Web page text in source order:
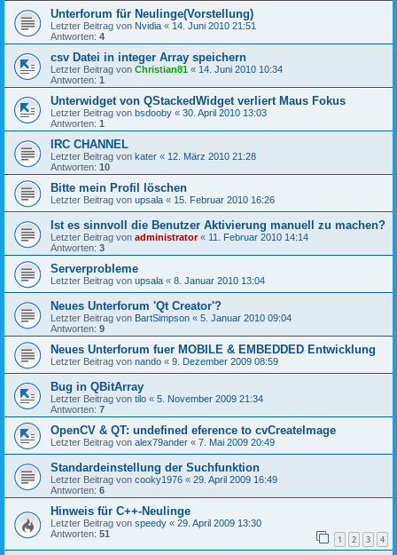
Unterforum für Neulinge(Vorstellung)
Letzter Beitrag von Nvidia « 14. Juni 2010 21:51
Antworten: 4
csv Datei in integer Array speichern
Letzter Beitrag von Christian81 « 14. Juni 2010 10:34
Antworten: 1
Unterwidget von QStackedWidget verliert Maus Fokus
Letzter Beitrag von bsdooby « 30. April 2010 13:03
Antworten: 1
IRC CHANNEL
Letzter Beitrag von kater « 12. März 2010 21:28
Antworten: 10
Bitte mein Profil löschen
Letzter Beitrag von upsala « 15. Februar 2010 16:26
Ist es sinnvoll die Benutzer Aktivierung manuell zu machen?
Letzter Beitrag von administrator« 11. Februar 2010 14:14
Antworten: 3
Serverprobleme
Letzter Beitrag von upsala « 8. Januar 2010 13:04
Neues Unterforum 'Qt Creator'?
Letzter Beitrag von BartSimpson « 5. Januar 2010 09:04
Antworten: 9
Neues Unterforum fuer MOBILE & EMBEDDED Entwicklung
Letzter Beitrag von nando « 9. Dezember 2009 08:59
Bug in QBitArray
Letzter Beitrag von tilo « 5. November 2009 21:34
Antworten: 7
OpenCV & QT: undefined eference to cvCreateImage
Letzter Beitrag von alex79ander « 7. Mai 2009 20:49
Standardeinstellung der Suchfunktion
Letzter Beitrag von cooky1976 « 29. April 2009 16:49
Antworten: 6
Hinweis für C++-Neulinge
Letzter Beitrag von speedy « 29. April 2009 13:30
Antworten: 51 1 2 3 4